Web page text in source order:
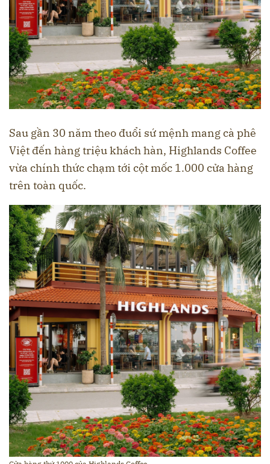
Sau gần 30 năm theo đuổi sứ mệnh mang cà phê
Việt đến hàng triệu khách hàn, Highlands Coffee
vừa chính thức chạm tới cột mốc 1.000 cửa hàng
trên toàn quốc.